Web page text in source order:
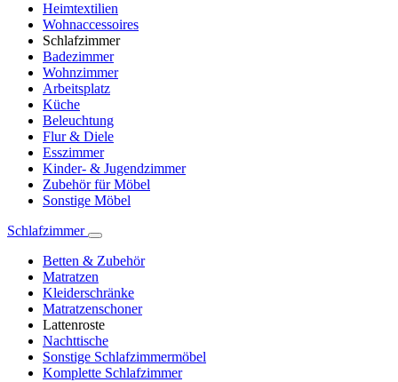
Heimtextilien
Wohnaccessoires
Schlafzimmer
Badezimmer
Wohnzimmer
Arbeitsplatz
Küche
Beleuchtung
Flur & Diele
Esszimmer
Kinder- & Jugendzimmer
Zubehör für Möbel
Sonstige Möbel
Schlafzimmer
Betten & Zubehör
Matratzen
Kleiderschränke
Matratzenschoner
Lattenroste
Nachttische
Sonstige Schlafzimmermöbel
Komplette Schlafzimmer